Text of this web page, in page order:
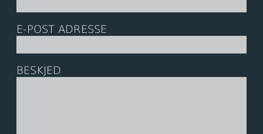
E-POST ADRESSE
BESKJED